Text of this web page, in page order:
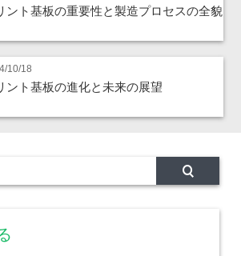
ント基板の重要性と製造プロセスの全貌
10/18
ント基板の進化と未来の展望